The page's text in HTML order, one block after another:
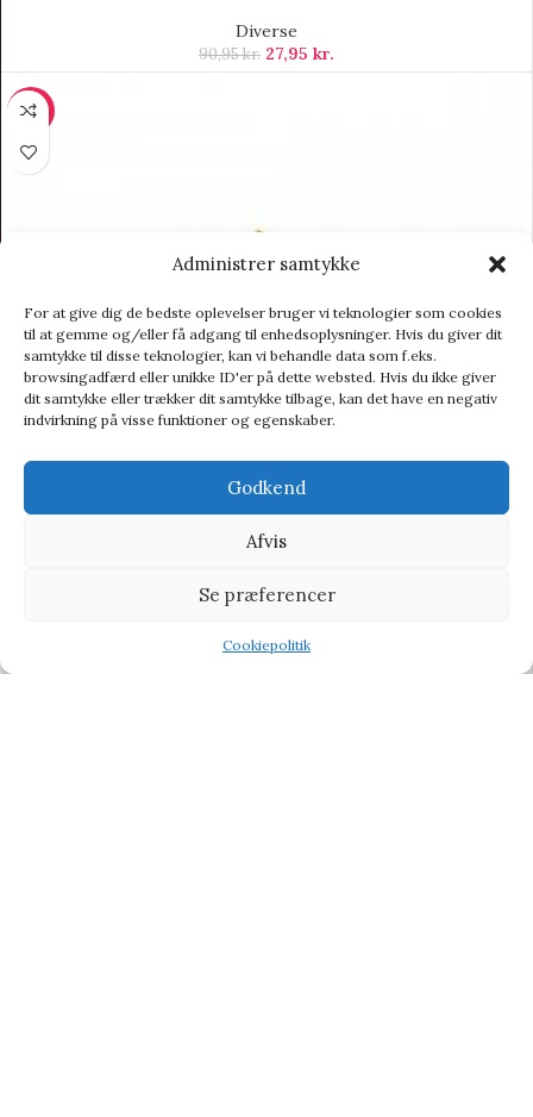
Administrer samtykke
For at give dig de bedste oplevelser bruger vi teknologier som cookies
til at gemme og/eller få adgang til enhedsoplysninger. Hvis du giver dit
samtykke til disse teknologier, kan vi behandle data som f.eks.
browsingadfærd eller unikke ID'er på dette websted. Hvis du ikke giver
dit samtykke eller trækker dit samtykke tilbage, kan det have en negativ
indvirkning på visse funktioner og egenskaber.
Godkend
Afvis
Se præferencer
Cookiepolitik
Diverse
90,95kr. 27,95 kr.
-9%
Cartonic 3D Puzzle SHARK – Puslespil
Puslespil